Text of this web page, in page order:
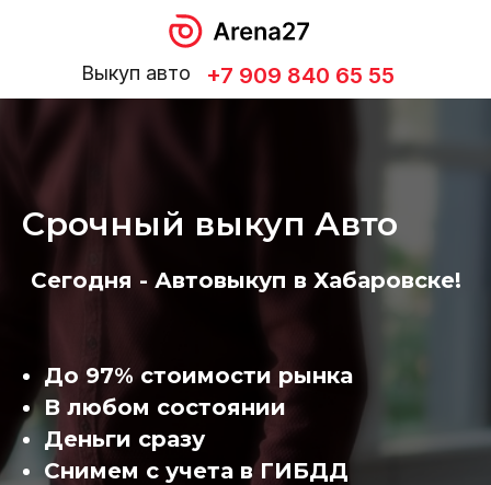
+7 909 840 65 55
Выкуп авто
Срочный выкуп Авто
Сегодня - Автовыкуп в Хабаровске!
До 97% стоимости рынка
В любом состоянии
Деньги сразу
Снимем с учета в ГИБДД